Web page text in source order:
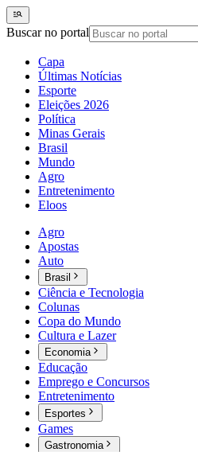
Buscar no portal
Capa
Últimas Notícias
Esporte
Eleições 2026
Política
Minas Gerais
Brasil
Mundo
Agro
Entretenimento
Eloos
Agro
Apostas
Auto
Brasil
Ciência e Tecnologia
Colunas
Copa do Mundo
Cultura e Lazer
Economia
Educação
Emprego e Concursos
Entretenimento
Esportes
Games
Gastronomia